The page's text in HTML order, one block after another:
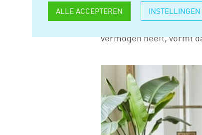
ALLE ACCEPTEREN INSTELLINGEN
Als een dga borg staat
vermogen heeft, vormt